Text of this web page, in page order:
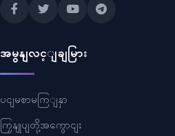
အမွနျလင့ျချမြား
ပငျမစာမကြျနှာ
ကြှနျုပျတို့အကွောငျး